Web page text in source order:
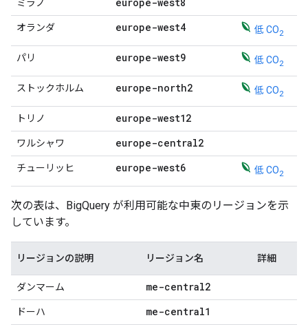
ミラノ
オランダ europe-west4 低 CO2
パリ europe-west9 低 CO2
ストックホルム europe-north2 低 CO2
トリノ europe-west12
ワルシャワ europe-central2
チューリッヒ europe-west6 低 CO2
次の表は、BigQuery が利用可能な中東のリージョンを示
しています。
リージョンの説明 リージョン名 詳細
ダンマーム me-central2
ドーハ me-central1